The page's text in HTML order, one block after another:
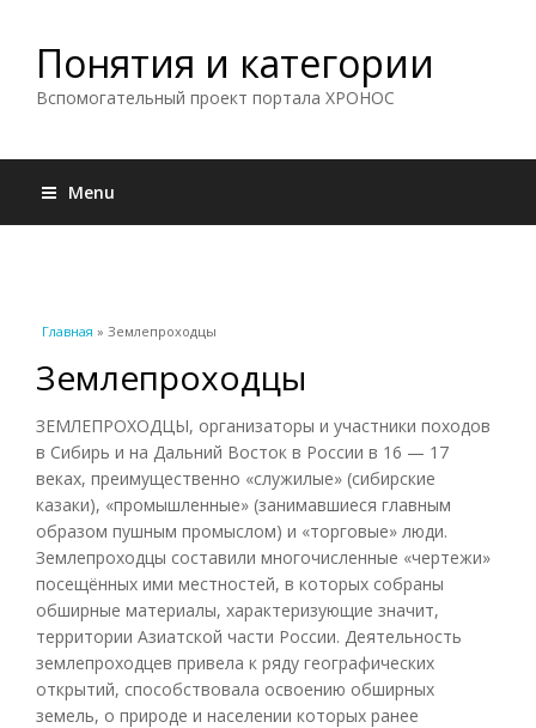
Понятия и категории
Вспомогательный проект портала ХРОНОС
Menu
Вы здесь
Главная » Землепроходцы
Землепроходцы
ЗЕМЛЕПРОХОДЦЫ, организаторы и участники походов
в Сибирь и на Дальний Восток в России в 16 — 17
веках, преимущественно «служилые» (сибирские
казаки), «промышленные» (занимавшиеся главным
образом пушным промыслом) и «торговые» люди.
Землепроходцы составили многочисленные «чертежи»
посещённых ими местностей, в которых собраны
обширные материалы, характеризующие значит,
территории Азиатской части России. Деятельность
землепроходцев привела к ряду географических
открытий, способствовала освоению обширных
земель, о природе и населении которых ранее